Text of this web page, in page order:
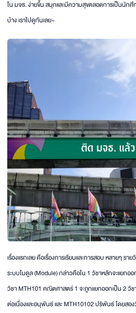
ใน มจธ. ง่ายขึ้น สนุกและมีความสุขตลอดการเป็นนักศึ
บ้าง เราไปดูกันเลย~
เรื่องแรกเลย คือเรื่องการเรียนและการสอบ หลายๆ รา
ระบบโมดูล (Module) กล่าวคือใน 1 วิชาหลักจะแยกอ
วิชา MTH101 คณิตศาสตร์ 1 จะถูกแยกออกเป็น 2 วิ
ต่อเนื่องและอนุพันธ์ และ MTH10102 ปริพันธ์ โดยสอ